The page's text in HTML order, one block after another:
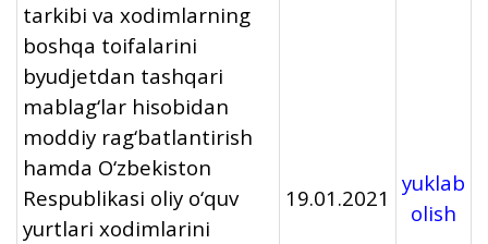
tarkibi va xodimlarning
boshqa toifalarini
byudjetdan tashqari
mablag‘lar hisobidan
moddiy rag‘batlantirish
hamda O‘zbekiston
Respublikasi oliy o‘quv
yurtlari xodimlarini
19.01.2021
yuklab
olish